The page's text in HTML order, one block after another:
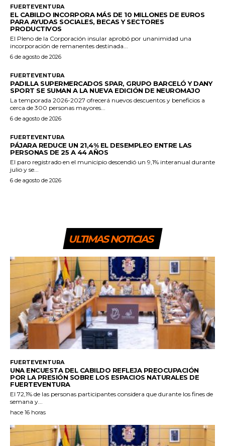
FUERTEVENTURA
EL CABILDO INCORPORA MÁS DE 10 MILLONES DE EUROS
PARA AYUDAS SOCIALES, BECAS Y SECTORES
PRODUCTIVOS
El Pleno de la Corporación insular aprobó por unanimidad una
incorporación de remanentes destinada...
6 de agosto de 2026
FUERTEVENTURA
PADILLA SUPERMERCADOS SPAR, GRUPO BARCELÓ Y DANY
SPORT SE SUMAN A LA NUEVA EDICIÓN DE NEUROMAJO
La temporada 2026-2027 ofrecerá nuevos descuentos y beneficios a
cerca de 300 personas mayores...
6 de agosto de 2026
FUERTEVENTURA
PÁJARA REDUCE UN 21,4% EL DESEMPLEO ENTRE LAS
PERSONAS DE 25 A 44 AÑOS
El paro registrado en el municipio descendió un 9,1% interanual durante
julio y se...
6 de agosto de 2026
ULTIMAS NOTICIAS
FUERTEVENTURA
UNA ENCUESTA DEL CABILDO REFLEJA PREOCUPACIÓN
POR LA PRESIÓN SOBRE LOS ESPACIOS NATURALES DE
FUERTEVENTURA
El 72,1% de las personas participantes considera que durante los fines de
semana y...
hace 16 horas